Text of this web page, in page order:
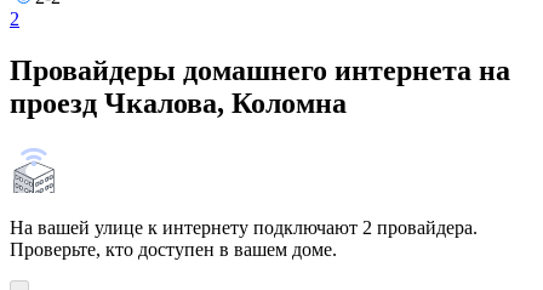
2
Провайдеры домашнего интернета на
проезд Чкалова, Коломна
На вашей улице к интернету подключают 2 провайдера.
Проверьте, кто доступен в вашем доме.